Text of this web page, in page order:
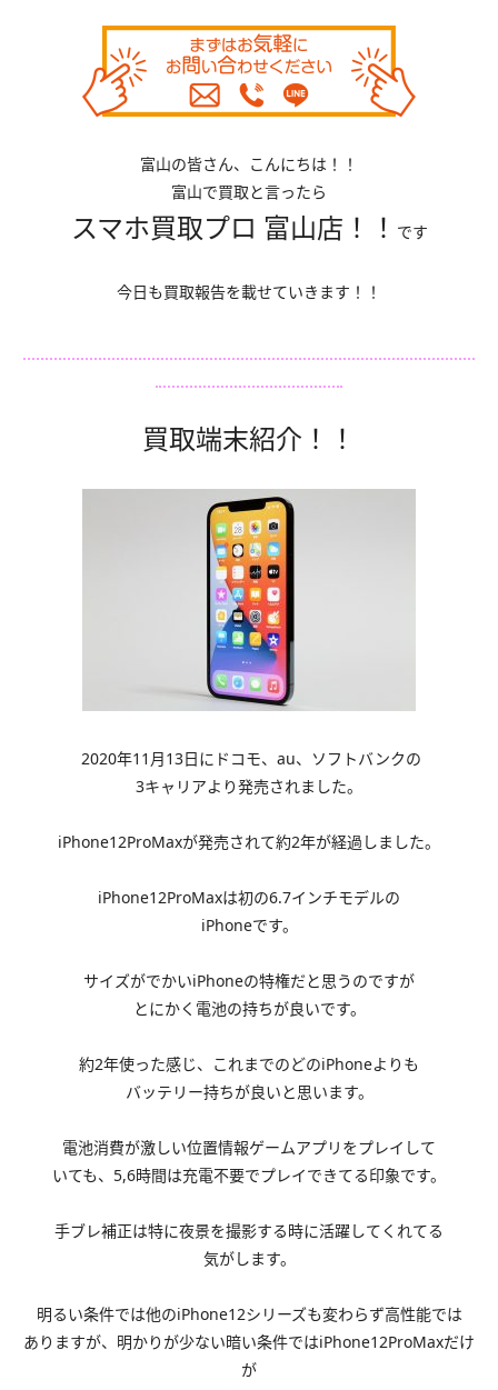
富山の皆さん、こんにちは！！
富山で買取と言ったら
スマホ買取プロ 富山店！！ です
今日も買取報告を載せていきます！！
買取端末紹介！！
2020年11 月13日にドコモ、au、ソフトバンクの
3キャリアより発売されました。
iPhone12ProMaxが発売されて約2年が経過しました。
iPhone12ProMaxは初の6.7インチモデルの
iPhoneです。
サイズがでかいiPhoneの特権だと思うのですが
とにかく電池の持ちが良いです。
約2年使った感じ、これまでのどのiPhoneよりも
バッテリー持ちが良いと思います。
電池消費が激しい位置情報ゲームアプリをプレイして
いても、 5,6時間は充電不要でプレイできてる印象です。
手ブレ補正は特に夜景を撮影する時に活躍してくれてる
気がします。
明るい条件では他のiPhone12シリーズも変わらず高性能では
ありますが、明かりが少ない暗い条件ではiPhone12ProMaxだけ
が